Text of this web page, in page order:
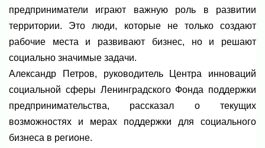
предприниматели играют важную роль в развитии
территории. Это люди, которые не только создают
рабочие места и развивают бизнес, но и решают
социально значимые задачи.
Александр Петров, руководитель Центра инноваций
социальной сферы Ленинградского Фонда поддержки
предпринимательства, рассказал о текущих
возможностях и мерах поддержки для социального
бизнеса в регионе.